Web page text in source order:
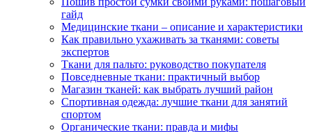
гайд
Медицинские ткани – описание и характеристики
Как правильно ухаживать за тканями: советы
экспертов
Ткани для пальто: руководство покупателя
Повседневные ткани: практичный выбор
Магазин тканей: как выбрать лучший район
Спортивная одежда: лучшие ткани для занятий
спортом
Органические ткани: правда и мифы